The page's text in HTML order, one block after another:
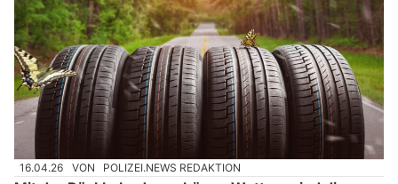
16.04.26 VON POLIZEI.NEWS REDAKTION